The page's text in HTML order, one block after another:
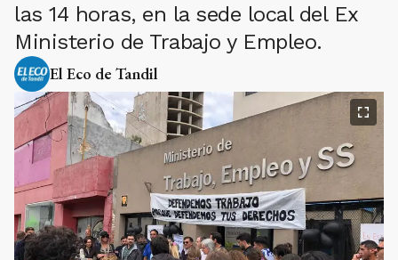
las 14 horas, en la sede local del Ex
Ministerio de Trabajo y Empleo.
El Eco de Tandil